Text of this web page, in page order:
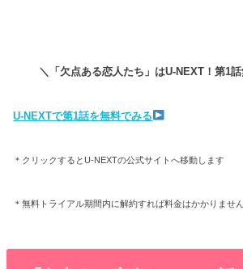
＼「欠点ある恋人たち」はU-NEXT！第1
U-NEXTで第1話を無料でみる
＊クリックするとU-NEXTの公式サイトへ移動します
＊無料トライアル期間内に解約すれば料金はかかりません